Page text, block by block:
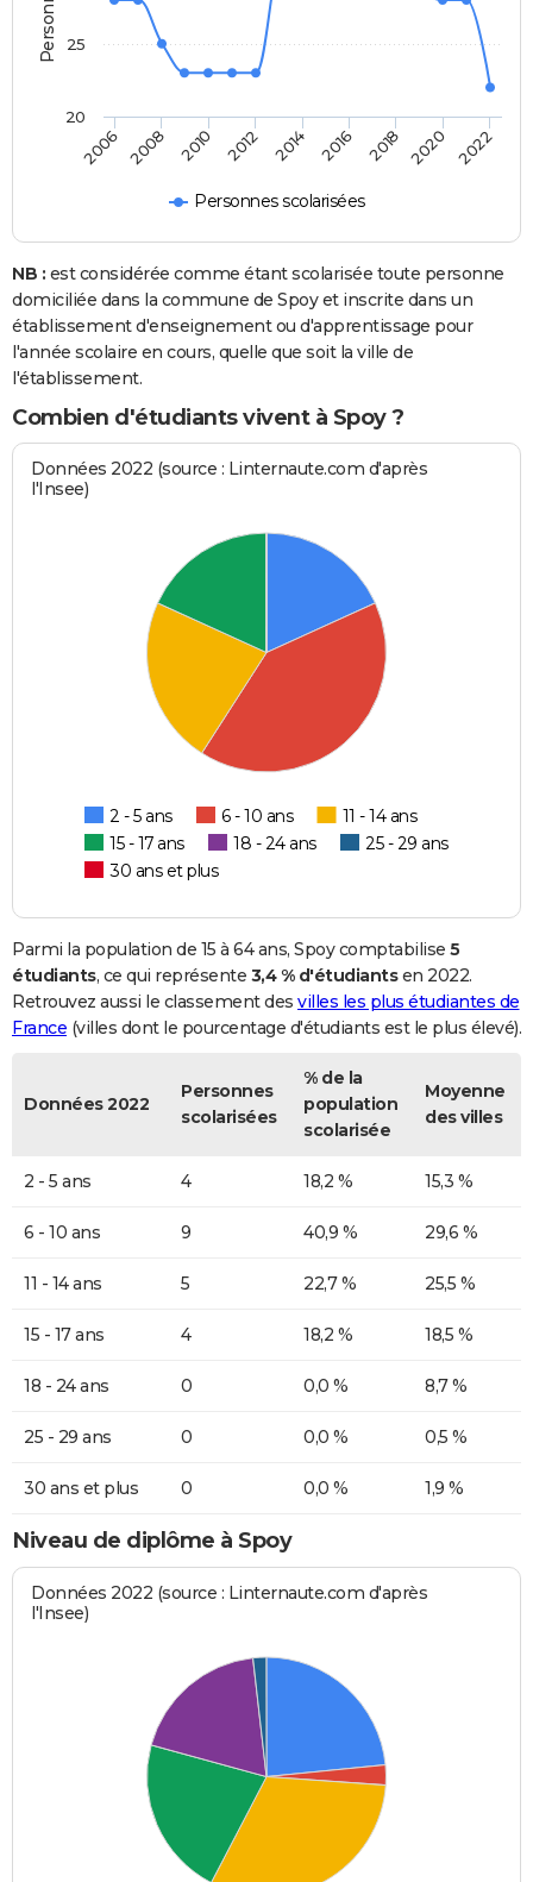
Personnes scolarisées
2006 2008 2010 2012 2014 2016 2018 2020 2022
20
25
NB : est considérée comme étant scolarisée toute personne
domiciliée dans la commune de Spoy et inscrite dans un
établissement d'enseignement ou d'apprentissage pour
l'année scolaire en cours, quelle que soit la ville de
l'établissement.
Combien d'étudiants vivent à Spoy ?
Données 2022 (source : Linternaute.com d'après
l'Insee)
2 - 5 ans 6 - 10 ans
11 - 14 ans
15 - 17 ans
18 - 24 ans
25 - 29 ans
30 ans et plus
Parmi la population de 15 à 64 ans, Spoy comptabilise 5
étudiants, ce qui représente 3,4 % d'étudiantsen 2022.
Retrouvez aussi le classement des villes les plus étudiantes de
France (villes dont le pourcentage d'étudiants est le plus élevé).
Données 2022
Personnes
scolarisées
% de la
population
scolarisée
Moyenne
des villes
2 - 5 ans 4 18,2 % 15,3 %
6 - 10 ans 9 40,9 % 29,6 %
11 - 14 ans 5 22,7 % 25,5 %
15 - 17 ans 4 18,2 % 18,5 %
18 - 24 ans 0 0,0 % 8,7 %
25 - 29 ans 0 0,0 % 0,5 %
30 ans et plus 0 0,0 % 1,9 %
Niveau de diplôme à Spoy
Données 2022 (source : Linternaute.com d'après
l'Insee)